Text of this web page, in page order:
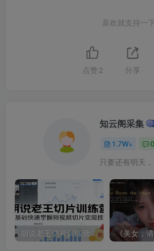
喜欢就支持一
点赞 2 分享
知云阁采集
1.7W+ 0
只要还有明天
胡说老王切片训练营，零基础快速掌握短视频切片变现技巧